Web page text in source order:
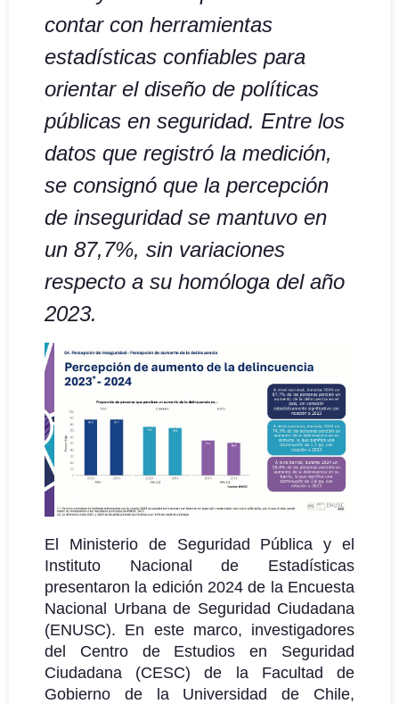
contar con herramientas
estadísticas confiables para
orientar el diseño de políticas
públicas en seguridad. Entre los
datos que registró la medición,
se consignó que la percepción
de inseguridad se mantuvo en
un 87,7%, sin variaciones
respecto a su homóloga del año
2023.
El Ministerio de Seguridad Pública y el
Instituto Nacional de Estadísticas
presentaron la edición 2024 de la Encuesta
Nacional Urbana de Seguridad Ciudadana
(ENUSC). En este marco, investigadores
del Centro de Estudios en Seguridad
Ciudadana (CESC) de la Facultad de
Gobierno de la Universidad de Chile,